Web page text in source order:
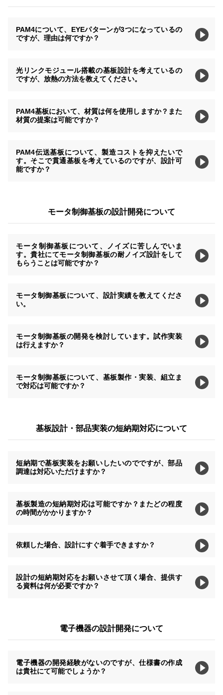
PAM4について、EYEパターンが3つになっているの
ですが、理由は何ですか？
光リンクモジュール搭載の基板設計を考えているの
ですが、放熱の方法を教えてください。
PAM4基板において、材質は何を使用しますか？また
材質の提案は可能ですか？
PAM4伝送基板について、製造コストを抑えたいで
す。そこで貫通基板を考えているのですが、設計可
能ですか？
モータ制御基板の設計開発について
モータ制御基板について、ノイズに苦しんでいま
す。貴社にてモータ制御基板の耐ノイズ設計をして
もらうことは可能ですか？
モータ制御基板について、設計実績を教えてくださ
い。
モータ制御基板の開発を検討しています。試作実装
は行えますか？
モータ制御基板について、基板製作・実装、組立ま
で対応は可能ですか？
基板設計・部品実装の短納期対応について
短納期で基板実装をお願いしたいのでですが、部品
調達は対応いただけますか？
基板製造の短納期対応は可能ですか？またどの程度
の時間がかかりますか？
依頼した場合、設計にすぐ着手できますか？
設計の短納期対応をお願いさせて頂く場合、提供す
る資料は何が必要ですか？
電子機器の設計開発について
電子機器の開発経験がないのですが、仕様書の作成
は貴社にて可能でしょうか？